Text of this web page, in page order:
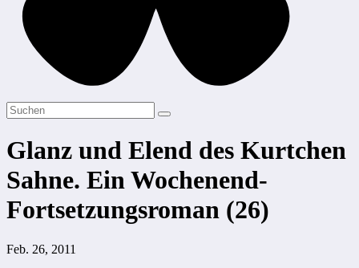
Glanz und Elend des Kurtchen
Sahne. Ein Wochenend-
Fortsetzungsroman (26)
Feb. 26, 2011